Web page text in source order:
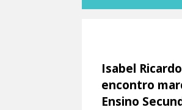
Isabel
encontro
Ensino